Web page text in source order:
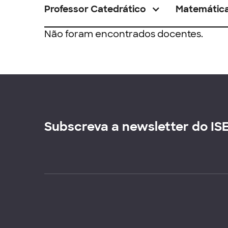
Professor Catedrático
Não foram encontrados docentes.
Subscreva a newsletter do